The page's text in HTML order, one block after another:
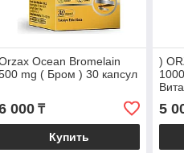
Ocean Bromelain
mg ( Бром ) 30 капсул
000₸
Купить
)
5